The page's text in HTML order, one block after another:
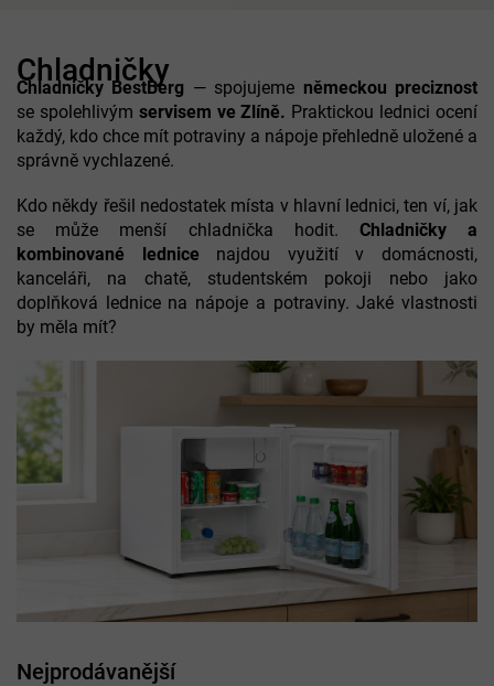
Chladničky
Chladničky BestBerg — spojujeme německou preciznost
se spolehlivým servisem ve Zlíně. Praktickou lednici ocení
každý, kdo chce mít potraviny a nápoje přehledně uložené a
správně vychlazené.
Kdo někdy řešil nedostatek místa v hlavní lednici, ten ví, jak
se může menší chladnička hodit. Chladničky a
kombinované lednice najdou využití v domácnosti,
kanceláři, na chatě, studentském pokoji nebo jako
doplňková lednice na nápoje a potraviny. Jaké vlastnosti
by měla mít?
Nejprodávanější